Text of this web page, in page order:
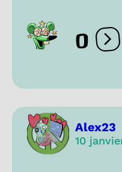
0
Alex23
10